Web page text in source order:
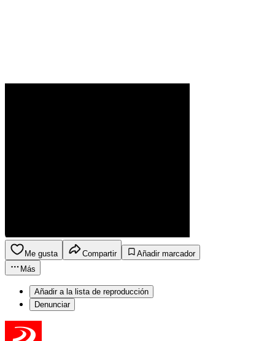
Me gusta Compartir
Añadir marcador
Más
Añadir a la lista de reproducción
Denunciar